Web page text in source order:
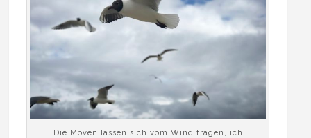
Die Möven lassen sich vom Wind tragen, ich